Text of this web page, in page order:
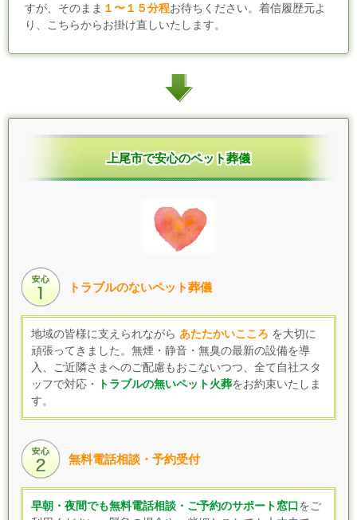
すが、そのまま １〜１５分程お待ちください。着信履歴元よ
り、こちらからお掛け直しいたします。
上尾市で安心のペット葬儀
トラブルのないペット葬儀
地域の皆様に支えられながら あたたかいこころ を大切に
頑張ってきました。無煙・静音・無臭の最新の設備を導
入、 ご近隣さまへのご配慮もおこないつつ、 全て自社スタ
ッフで対応・
トラブルの無いペット火葬をお約束いたしま
す。
無料電話相談・予約受付
早朝・夜間でも無料電話相談・ご予約のサポート窓口 をご